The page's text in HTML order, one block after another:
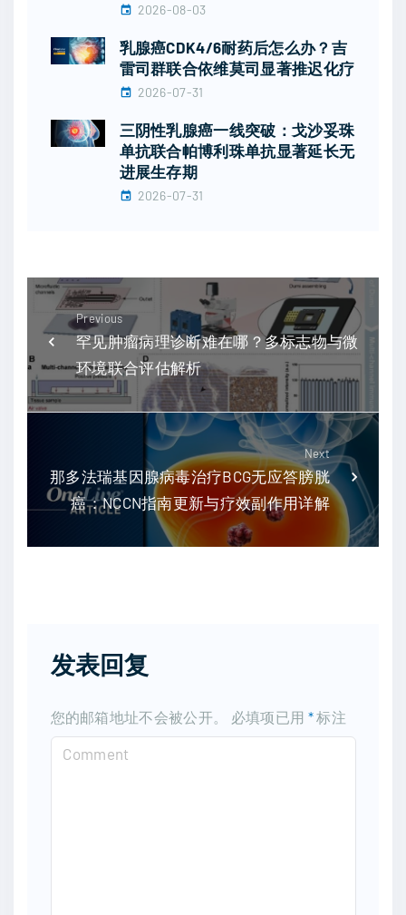
2026-08-03
乳腺癌CDK4/6耐药后怎么办？吉
雷司群联合依维莫司显著推迟化疗
2026-07-31
三阴性乳腺癌一线突破：戈沙妥珠
单抗联合帕博利珠单抗显著延长无
进展生存期
2026-07-31
Previous
罕见肿瘤病理诊断难在哪？多标志物与微
环境联合评估解析
Next
那多法瑞基因腺病毒治疗BCG无应答膀胱
癌：NCCN指南更新与疗效副作用详解
发表回复
您的邮箱地址不会被公开。 必填项已用 *标注